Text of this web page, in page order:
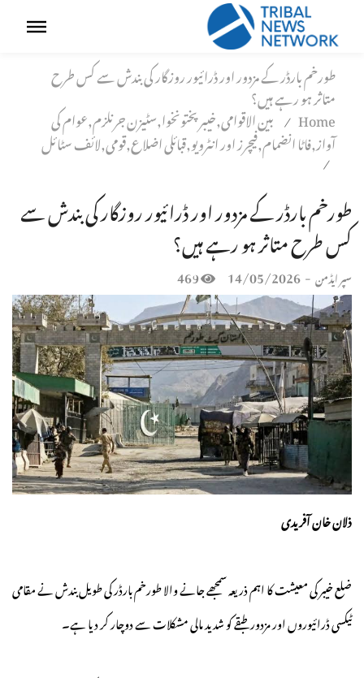
طورخم بارڈر کے مزدور اور ڈرائیور روزگار کی بندش سے کس طرح
متاثر ہو رہے ہیں؟
Home
/ بین الاقوامی,خیبر پختونخوا,سٹیزن جرنلزم,عوام کی
آواز,فاٹا انضمام,فیچرز اور انٹرویو,قبائلی اضلاع,قومی,لائف سٹائل
/
طورخم بارڈر کے مزدور اور ڈرائیور روزگار کی بندش سے
کس طرح متاثر ہو رہے ہیں؟
سپر ایڈمن -
14/05/2026
ذلان خان آفریدی
ضلع خیبر کی معیشت کا اہم ذریعہ سمجھے جانے والا طورخم بارڈر کی طویل بندش نے مقامی
ٹیکسی ڈرائیوروں اور مزدور طبقے کو شدید مالی مشکلات سے دوچار کر دیا ہے۔